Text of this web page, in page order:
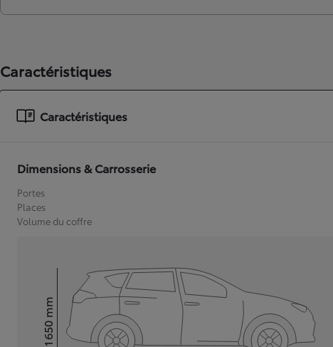
Caractéristiques
Caractéristiques
Dimensions & Carrosserie
Portes
Places
Volume du coffre
Hauteur1 650
mm